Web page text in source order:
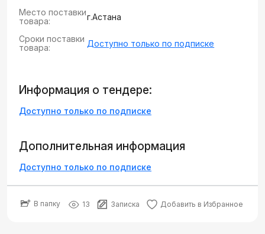
Место поставки
товара:
г.Астана
Сроки поставки
товара:
Доступно только по подписке
Информация о тендере:
Доступно только по подписке
Дополнительная информация
Доступно только по подписке
В папку 13 Записка Добавить в Избранное